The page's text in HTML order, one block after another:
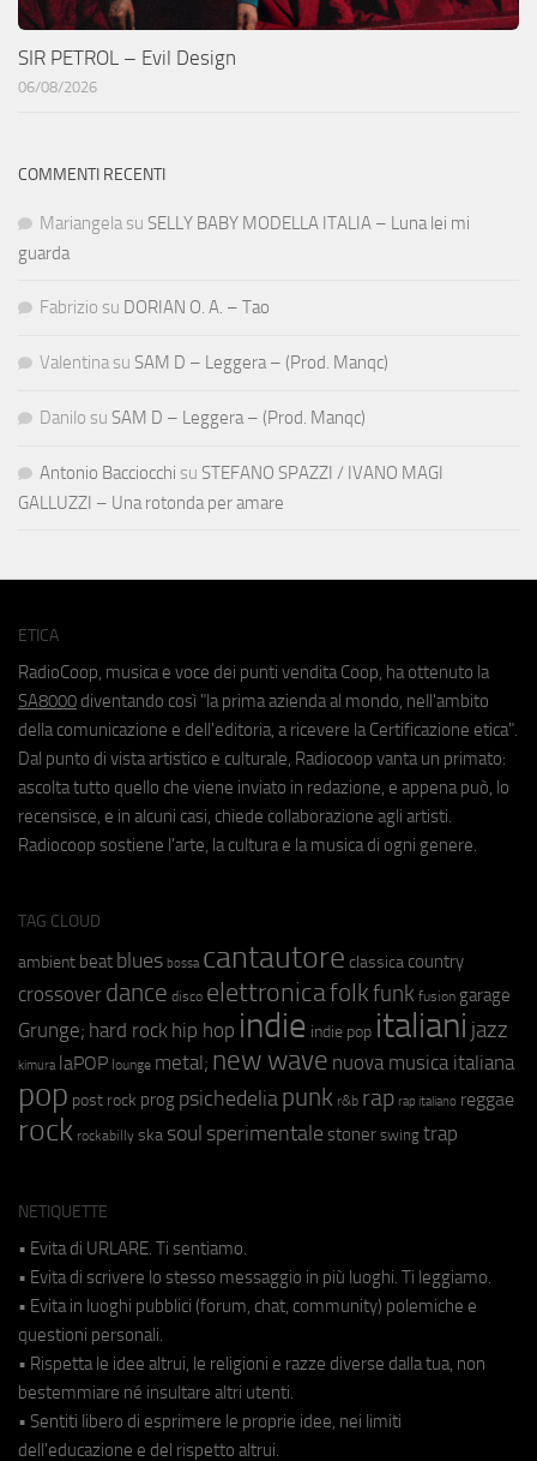
SIR PETROL – Evil Design
06/08/2026
COMMENTI RECENTI
Mariangela su SELLY BABY MODELLA ITALIA – Luna lei mi
guarda
Fabrizio su DORIAN O. A. – Tao
Valentina su SAM D – Leggera – (Prod. Manqc)
Danilo su SAM D – Leggera – (Prod. Manqc)
Antonio Bacciocchi su STEFANO SPAZZI / IVANO MAGI
GALLUZZI – Una rotonda per amare
ETICA
RadioCoop, musica e voce dei punti vendita Coop, ha ottenuto la
SA8000 diventando così "la prima azienda al mondo, nell'ambito
della comunicazione e dell'editoria, a ricevere la Certificazione etica".
Dal punto di vista artistico e culturale, Radiocoop vanta un primato:
ascolta tutto quello che viene inviato in redazione, e appena può, lo
recensisce, e in alcuni casi, chiede collaborazione agli artisti.
Radiocoop sostiene l'arte, la cultura e la musica di ogni genere.
TAG CLOUD
ambient beat blues bossa cantautore classica country
crossover dance disco elettronicafolkfunk fusion garage
Grunge; hard rock hip hop indie indie pop italiani jazz
kimura laPOP lounge metal; new wave nuova musica italiana
pop post rock prog psichedeliapunk r&b rap rap italiano reggae
rock rockabilly ska soul sperimentale stoner swing trap
NETIQUETTE
• Evita di URLARE. Ti sentiamo.
• Evita di scrivere lo stesso messaggio in più luoghi. Ti leggiamo.
• Evita in luoghi pubblici (forum, chat, community) polemiche e
questioni personali.
• Rispetta le idee altrui, le religioni e razze diverse dalla tua, non
bestemmiare né insultare altri utenti.
• Sentiti libero di esprimere le proprie idee, nei limiti
dell'educazione e del rispetto altrui.